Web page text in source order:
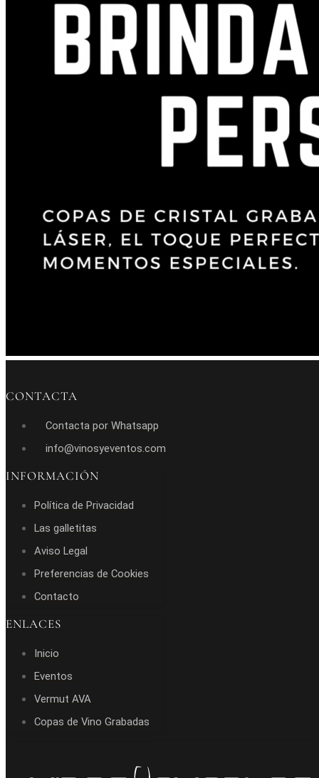
CONTACTA
Contacta por Whatsapp
info@vinosyeventos.com
INFORMACIÓN
Política de Privacidad
Las galletitas
Aviso Legal
Preferencias de Cookies
Contacto
ENLACES
Inicio
Eventos
Vermut AVA
Copas de Vino Grabadas